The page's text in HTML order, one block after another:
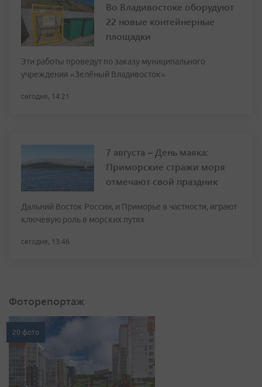
Во Владивостоке оборудуют
22 новые контейнерные
площадки
Эти работы проведут по заказу муниципального
учреждения «Зелёный Владивосток»
сегодня, 14:21
7 августа – День маяка:
Приморские стражи моря
отмечают свой праздник
Дальний Восток России, и Приморье в частности, играют
ключевую роль в морских путях
сегодня, 13:46
Фоторепортаж
20 фото